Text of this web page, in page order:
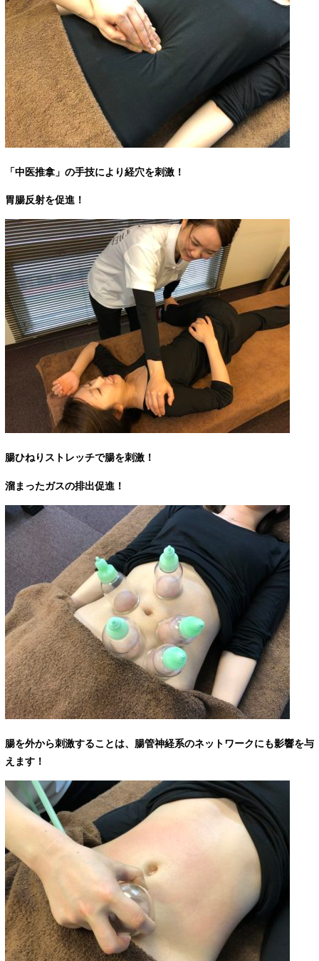
「中医推拿」の手技により経穴を刺激！
胃腸反射を促進！
腸ひねりストレッチで腸を刺激！
溜まったガスの排出促進！
腸を外から刺激することは、腸管神経系のネットワークにも影響を与
えます！